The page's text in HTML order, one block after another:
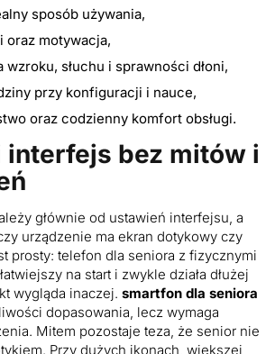
sposób używania,
oraz motywacja,
wzroku, słuchu i sprawności dłoni,
przy konfiguracji i nauce,
oraz codzienny komfort obsługi.
interfejs bez mitów i
głównie od ustawień interfejsu, a
urządzenie ma ekran dotykowy czy
prosty: telefon dla seniora z fizycznymi
na start i zwykle działa dłużej
wygląda inaczej. smartfon dla seniora
dopasowania, lecz wymaga
Mitem pozostaje teza, że senior nie
Przy dużych ikonach, większej